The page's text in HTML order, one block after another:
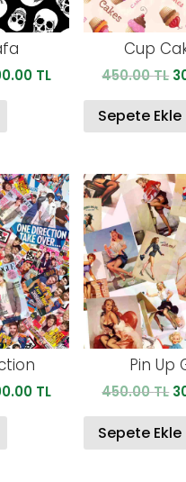
TL.
TLŞu
300.00 TL.
Cup
450.00TL
Sepete Ekle
TL.
TLŞu
300.00 TL.
Pin Up
450.00TL
Sepete Ekle